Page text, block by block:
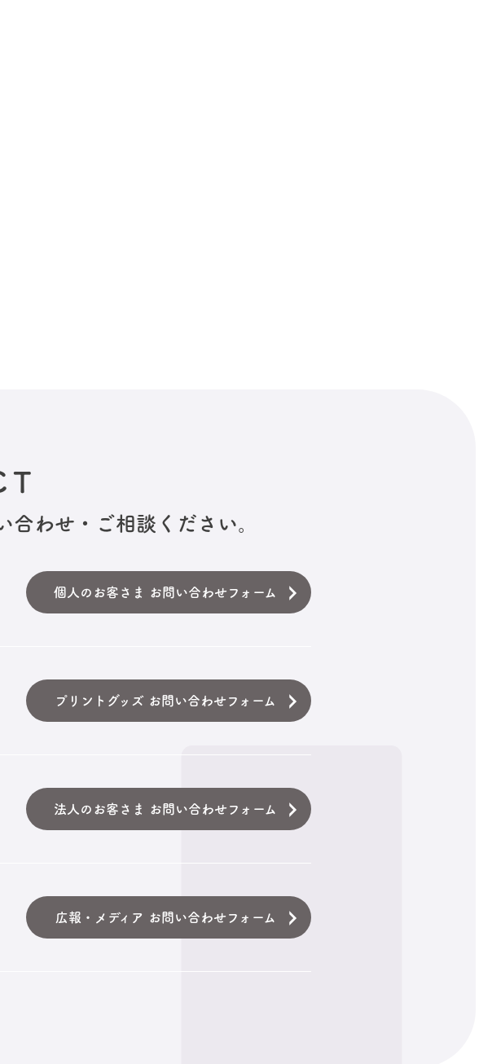
合わせ・ご相談ください。
個人のお客さま お問い合わせフォーム
プリントグッズ お問い合わせフォーム
法人のお客さま お問い合わせフォーム
広報・メディア お問い合わせフォーム